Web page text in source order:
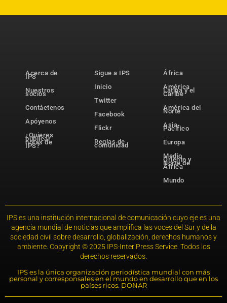
Acerca de
IPS
Nuestros
socios
Contáctenos
Apóyenos
¿Quieres
publicar
notas de
IPS?
Sigue a IPS
Inicio
Twitter
Facebook
Flickr
Reglas de
comunidad
África
América
Latina y el
Caribe
América del
Norte
Asia-
Pacífico
Europa
Medio
Oriente y
Norte de
África
Mundo
IPS es una institución internacional de comunicación cuyo eje es una
agencia mundial de noticias que amplifica las voces del Sur y de la
sociedad civil sobre desarrollo, globalización, derechos humanos y
ambiente. Copyright © 2025 IPS-Inter Press Service. Todos los
derechos reservados.
IPS es la única organización periodística mundial con más
personal y corresponsales en el mundo en desarrollo que en los
países ricos. DONAR